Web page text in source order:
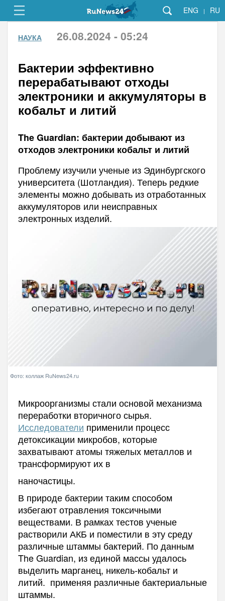
ENG | RU
НАУКА 26.08.2024 - 05:24
Бактерии эффективно
перерабатывают отходы
электроники и аккумуляторы в
кобальт и литий
The Guardian: бактерии добывают из
отходов электроники кобальт и литий
Проблему изучили ученые из Эдинбургского
университета (Шотландия). Теперь редкие
элементы можно добывать из отработанных
аккумуляторов или неисправных
электронных изделий.
Фото: коллаж RuNews24.ru
Микроорганизмы стали основой механизма
переработки вторичного сырья.
Исследователи применили процесс
детоксикации микробов, которые
захватывают атомы тяжелых металлов и
трансформируют их в
наночастицы.
В природе бактерии таким способом
избегают отравления токсичными
веществами. В рамках тестов ученые
растворили АКБ и поместили в эту среду
различные штаммы бактерий. По данным
The Guardian, из единой массы удалось
выделить марганец, никель-кобальт и
литий. применяя различные бактериальные
штаммы.